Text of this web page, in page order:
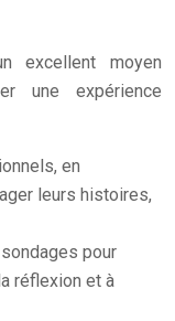
excellent moyen
une expérience
en
leurs histoires,
pour
réflexion et à